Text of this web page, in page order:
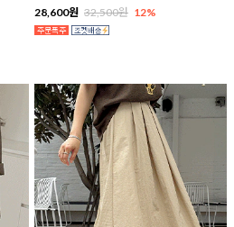
28,600원 32,500원 12%